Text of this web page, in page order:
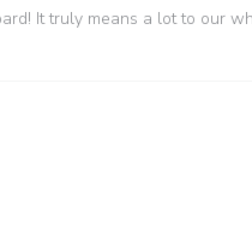
It truly means a lot to our